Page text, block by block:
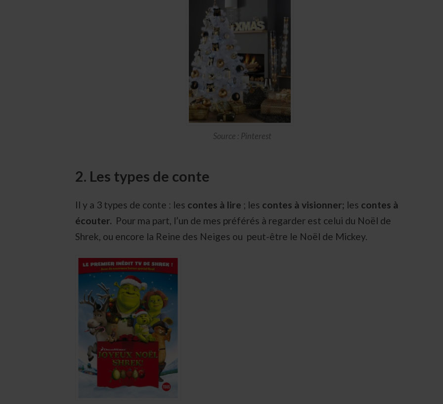
Source : Pinterest
2. Les types de conte
Il y a 3 types de conte : les contes à lire ; les contes à visionner; les contes à
écouter. Pour ma part, l’un de mes préférés à regarder est celui du Noël de
Shrek, ou encore la Reine des Neiges ou peut-être le Noël de Mickey.